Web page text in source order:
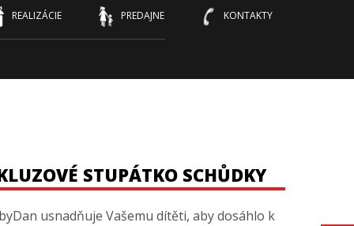
REALIZÁCIE PREDAJNE KONTAKTY
STUPÁTKO SCHŮDKY
usnadňuje Vašemu dítěti, aby dosáhlo k